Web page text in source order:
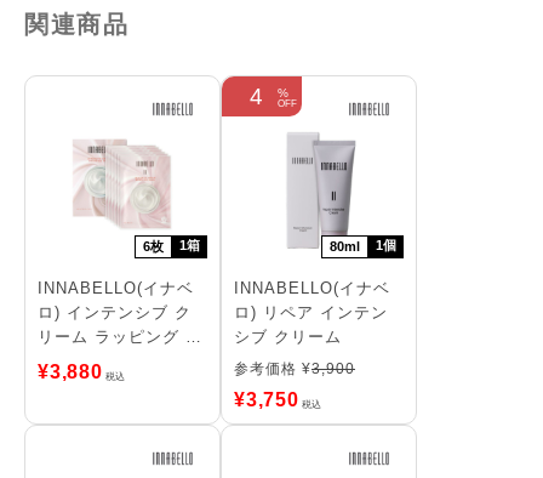
関連商品
6枚 1箱
INNABELLO(イナベ
ロ) インテンシブ ク
リーム ラッピング シ
ートマスク
¥3,880 税込
80ml 1個
4
INNABELLO(イナベ
ロ) リペア インテン
シブ クリーム
参考価格 ¥3,900
¥3,750 税込